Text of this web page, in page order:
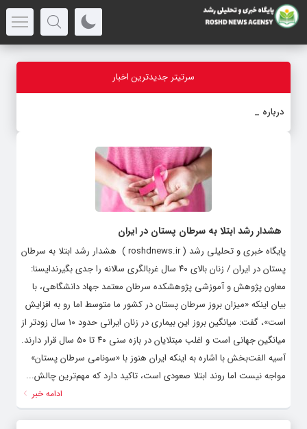
سرتیتر جدیدترین اخبار
درباره قابلی
هشدار رشد ابتلا به سرطان پستان در ایران
پایگاه خبری و تحلیلی رشد ( roshdnews.ir ) هشدار رشد ابتلا به سرطان
پستان در ایران / زنان بالای ۴۰ سال غربالگری سالانه را جدی بگیرندایسنا:
معاون پژوهش و آموزشی پژوهشکده سرطان معتمد جهاد دانشگاهی، با
بیان اینکه «میزان بروز سرطان پستان در کشور ما متوسط اما رو به افزایش
است»، گفت: میانگین بروز این بیماری در زنان ایرانی حدود ۱۰ سال زودتر از
میانگین جهانی است و اغلب مبتلایان در بازه سنی ۴۰ تا ۵۰ سال قرار دارند.
آسیه‌ الفت‌بخش با اشاره به اینکه ایران هنوز با «سونامی سرطان پستان»
مواجه نیست اما روند ابتلا صعودی است، تاکید دارد که مهم‌ترین چالش...
ادامه خبر